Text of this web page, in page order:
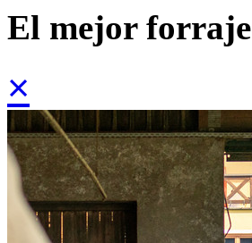
El mejor forraje
×